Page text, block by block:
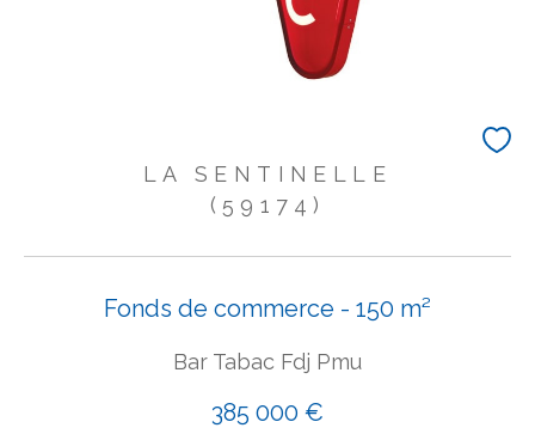
LA SENTINELLE
(59174)
Fonds de commerce - 150 m²
Bar Tabac Fdj Pmu
385 000 €